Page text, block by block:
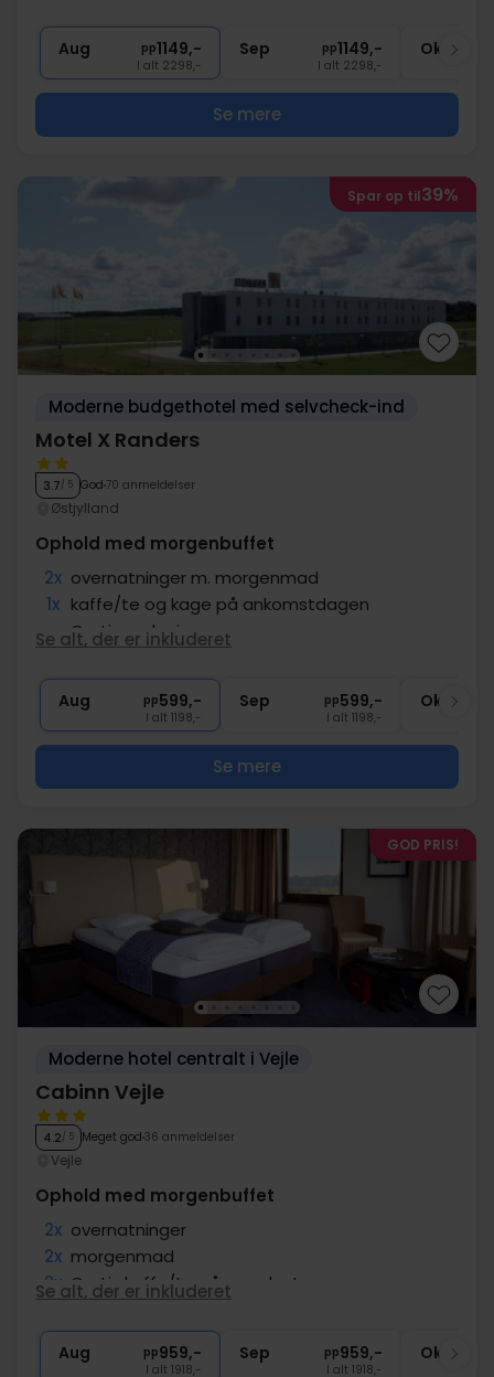
Aug pp1149,-
I alt 2298,-
Sep pp1149,-
I alt 2298,-
Okt
Se mere
Spar op til39%
Moderne budgethotel med selvcheck-ind
Motel X Randers
3.7/ 5 God 70 anmeldelser
Østjylland
Ophold med morgenbuffet
2x overnatninger m. morgenmad
1x kaffe/te og kage på ankomstdagen
∞
Gratis parkering
2x God beliggenhed
Se alt, der er inkluderet
Aug pp599,-
I alt 1198,-
Sep pp599,-
I alt 1198,-
Okt
Se mere
GOD PRIS!
Moderne hotel centralt i Vejle
Cabinn Vejle
4.2/ 5 Meget god 36 anmeldelser
Vejle
Ophold med morgenbuffet
2x overnatninger
2x morgenmad
2x Gratis kaffe/te på værelset
∞ Central beliggenhed
Se alt, der er inkluderet
Aug pp959,-
I alt 1918,-
Sep pp959,-
I alt 1918,-
Okt